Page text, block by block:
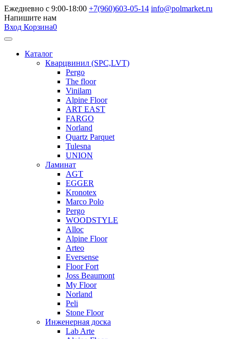
Ежедневно с 9:00-18:00 +7(960)603-05-14 info@polmarket.ru
Напишите нам
Вход Корзина0
Каталог
Кварцвинил (SPC,LVT)
Pergo
The floor
Vinilam
Alpine Floor
ART EAST
FARGO
Norland
Quartz Parquet
Tulesna
UNION
Ламинат
AGT
EGGER
Kronotex
Marco Polo
Pergo
WOODSTYLE
Alloc
Alpine Floor
Arteo
Eversense
Floor Fort
Joss Beaumont
My Floor
Norland
Peli
Stone Floor
Инженерная доска
Lab Arte